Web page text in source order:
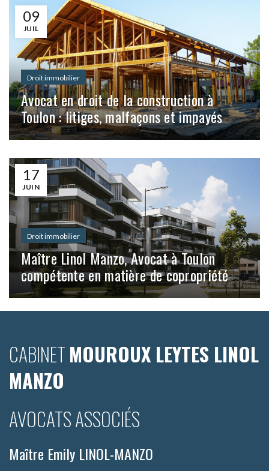
09
JUIL
Droit immobilier
Avocat en droit de la construction à
Toulon : litiges, malfaçons et impayés
17
JUIN
Droit immobilier
Maître Linol Manzo, Avocat à Toulon
compétente en matière de copropriété
CABINETMOUROUX LEYTES LINOL
MANZO
AVOCATS ASSOCIÉS
Maître Emily LINOL-MANZO